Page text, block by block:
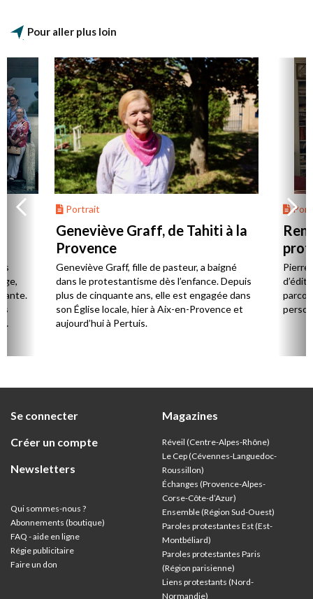
Pour aller plus loin
Portrait
Geneviève Graff, de Tahiti à la
Provence
Geneviève Graff, fille de pasteur, a baigné
dans le protestantisme dès l’enfance. Depuis
plus de cinquante ans, elle est engagée dans
son Église locale, hier à Aix-en-Provence et
aujourd’hui à Pertuis.
Se connecter
Créer un compte
Newsletters
Qui sommes-nous ?
Abonnements (boutique)
FAQ - aide en ligne
Régie publicitaire
Faire un don
Magazines
Réveil (Centre-Alpes-Rhône)
Le Cep (Cévennes-Languedoc-
Roussillon)
Échanges (Provence-Alpes-
Corse-Côte-d’Azur)
Ensemble (Région Sud-Ouest)
Paroles protestantes Est (Est-
Montbéliard)
Paroles protestantes Paris
(Région parisienne)
Liens protestants (Nord-
Normandie)